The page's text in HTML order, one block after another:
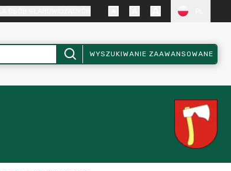
WYSZUKIWANIE ZAAWANSOWANE